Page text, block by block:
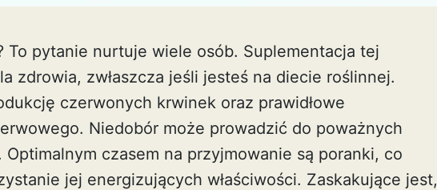
To pytanie nurtuje wiele osób. Suplementacja tej
zdrowia, zwłaszcza jeśli jesteś na diecie roślinnej.
czerwonych krwinek oraz prawidłowe
Niedobór może prowadzić do poważnych
czasem na przyjmowanie są poranki, co
jej energizujących właściwości. Zaskakujące jest,